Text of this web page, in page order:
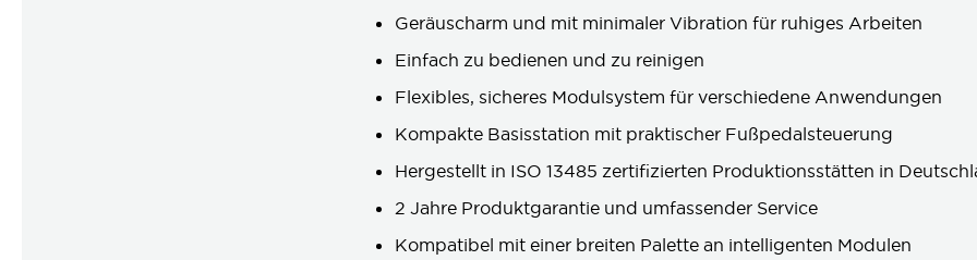
Geräuscharm und mit minimaler Vibration für ruhiges Arbeiten
Einfach zu bedienen und zu reinigen
Flexibles, sicheres Modulsystem für verschiedene Anwendungen
Kompakte Basisstation mit praktischer Fußpedalsteuerung
Hergestellt in ISO 13485 zertifizierten Produktionsstätten in
2 Jahre Produktgarantie und umfassender Service
Kompatibel mit einer breiten Palette an intelligenten Modulen